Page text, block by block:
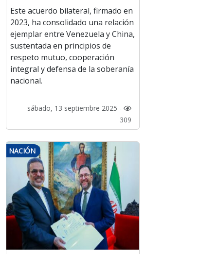
Este acuerdo bilateral, firmado en
2023, ha consolidado una relación
ejemplar entre Venezuela y China,
sustentada en principios de
respeto mutuo, cooperación
integral y defensa de la soberanía
nacional.
sábado, 13 septiembre 2025 -
309
NACIÓN